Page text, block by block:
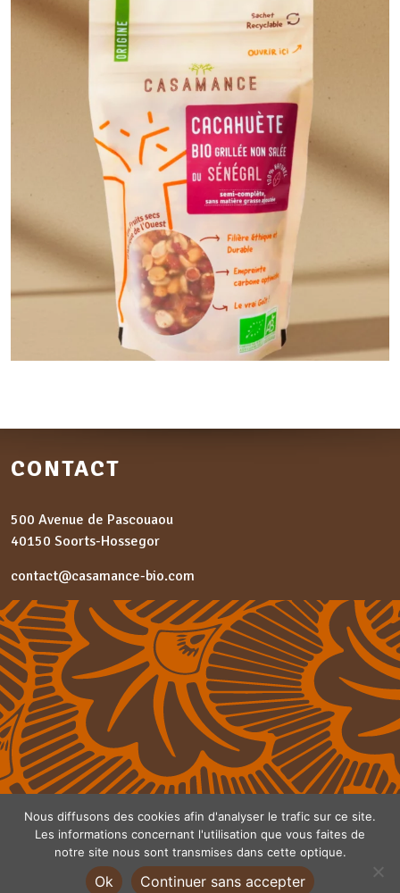
CONTACT
500 Avenue de Pascouaou
40150 Soorts-Hossegor
contact@casamance-bio.com
Nous diffusons des cookies afin d'analyser le trafic sur ce site.
Les informations concernant l'utilisation que vous faites de
notre site nous sont transmises dans cette optique.
Ok Continuer sans accepter